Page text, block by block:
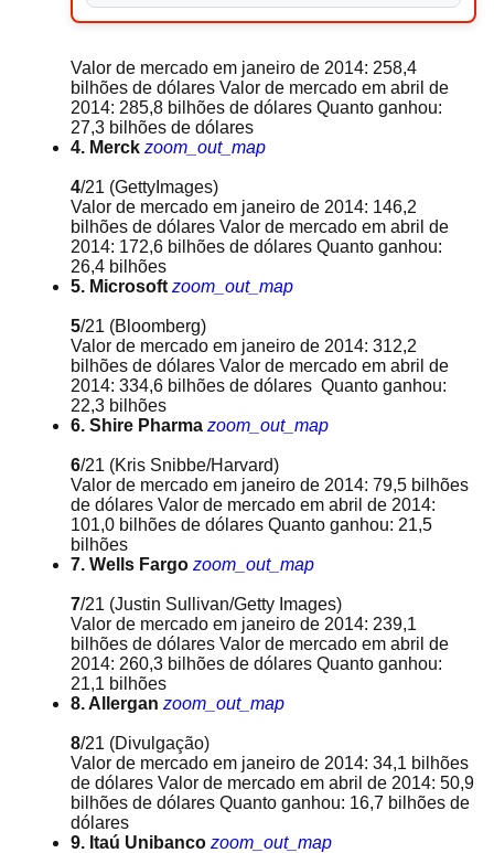
Valor de mercado em janeiro de 2014: 258,4
bilhões de dólares Valor de mercado em abril de
2014: 285,8 bilhões de dólares Quanto ganhou:
27,3 bilhões de dólares
4. Merck zoom_out_map
4/21 (GettyImages)
Valor de mercado em janeiro de 2014: 146,2
bilhões de dólares Valor de mercado em abril de
2014: 172,6 bilhões de dólares Quanto ganhou:
26,4 bilhões
5. Microsoft zoom_out_map
5/21 (Bloomberg)
Valor de mercado em janeiro de 2014: 312,2
bilhões de dólares Valor de mercado em abril de
2014: 334,6 bilhões de dólares Quanto ganhou:
22,3 bilhões
6. Shire Pharma zoom_out_map
6/21 (Kris Snibbe/Harvard)
Valor de mercado em janeiro de 2014: 79,5 bilhões
de dólares Valor de mercado em abril de 2014:
101,0 bilhões de dólares Quanto ganhou: 21,5
bilhões
7. Wells Fargo zoom_out_map
7/21 (Justin Sullivan/Getty Images)
Valor de mercado em janeiro de 2014: 239,1
bilhões de dólares Valor de mercado em abril de
2014: 260,3 bilhões de dólares Quanto ganhou:
21,1 bilhões
8. Allergan zoom_out_map
8/21 (Divulgação)
Valor de mercado em janeiro de 2014: 34,1 bilhões
de dólares Valor de mercado em abril de 2014: 50,9
bilhões de dólares Quanto ganhou: 16,7 bilhões de
dólares
9. Itaú Unibanco zoom_out_map